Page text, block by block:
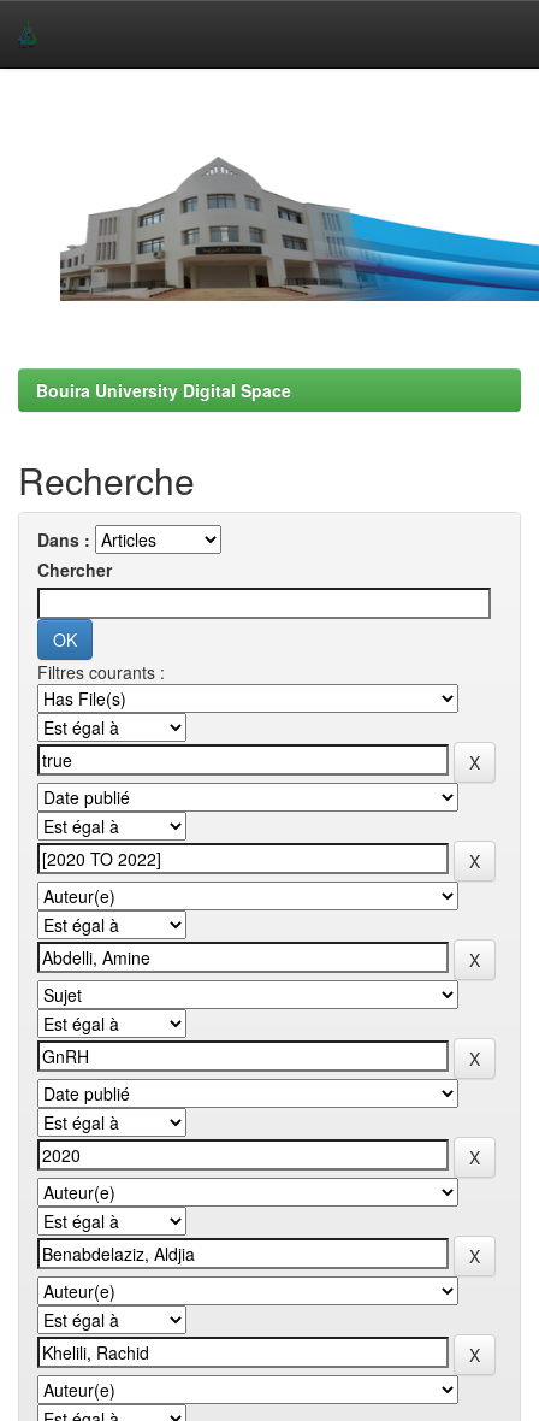
Bouira University Digital Space
Recherche
Dans :
Chercher
Filtres courants :